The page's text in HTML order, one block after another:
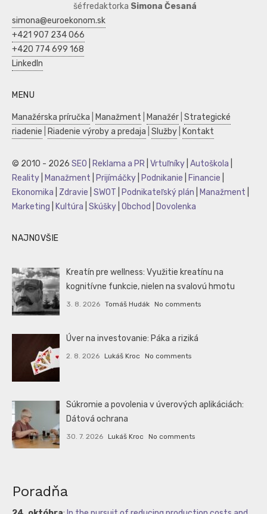
šéfredaktorka Simona Česaná
simona@euroekonom.sk
+421 907 234 066
+420 774 699 168
LinkedIn
MENU
Manažérska príručka Manažment Manažér Strategické
riadenie
Riadenie výroby a predaja Služby Kontakt
© 2010 - 2026 SEO Reklama a PR Vrtuľníky Autoškola
Reality
Manažment Prijímáčky Podnikanie Financie
Ekonomika
Zdravie SWOT Podnikateľský plán Manažment
Marketing
Kultúra Skúšky Obchod Dovolenka
NAJNOVŠIE
Kreatín pre wellness: Využitie kreatínu na
kognitívne funkcie, nielen na svalovú hmotu
3. 8. 2026 Tomáš Hudák No comments
Úver na investovanie: Páka a riziká
2. 8. 2026 Lukáš Kroc No comments
Súkromie a povolenia v úverových aplikáciách:
Dátová ochrana
30. 7. 2026 Lukáš Kroc No comments
Poradňa